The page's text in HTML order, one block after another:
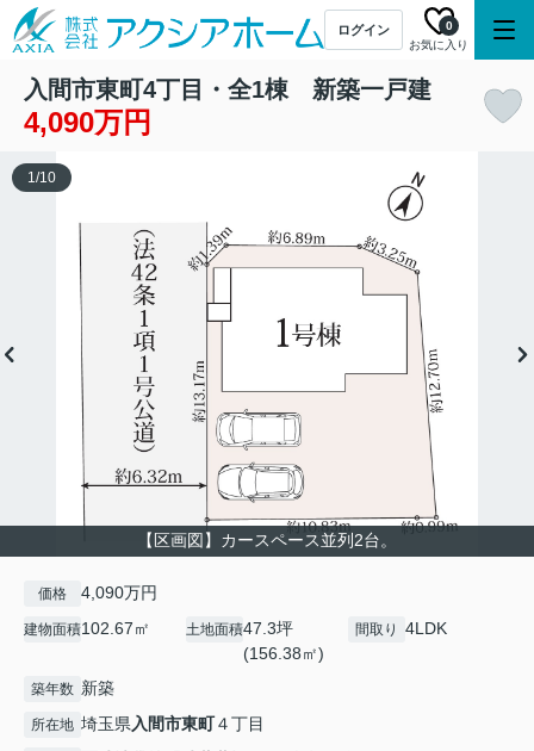
ログイン
お気に入り
0
入間市東町4丁目・全1棟 新築一戸建
4,090万円
【区画図】カースペース並列2台。
1/10
価格 4,090万円
建物面積102.67㎡ 土地面積47.3坪
(156.38㎡)
間取り 4LDK
築年数 新築
所在地 埼玉県入間市東町４丁目